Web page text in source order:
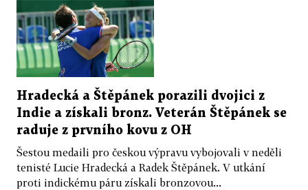
Hradecká a Štěpánek porazili dvojici z
Indie a získali bronz. Veterán Štěpánek se
raduje z prvního kovu z OH
Šestou medaili pro českou výpravu vybojovali v neděli
tenisté Lucie Hradecká a Radek Štěpánek. V utkání
proti indickému páru získali bronzovou...